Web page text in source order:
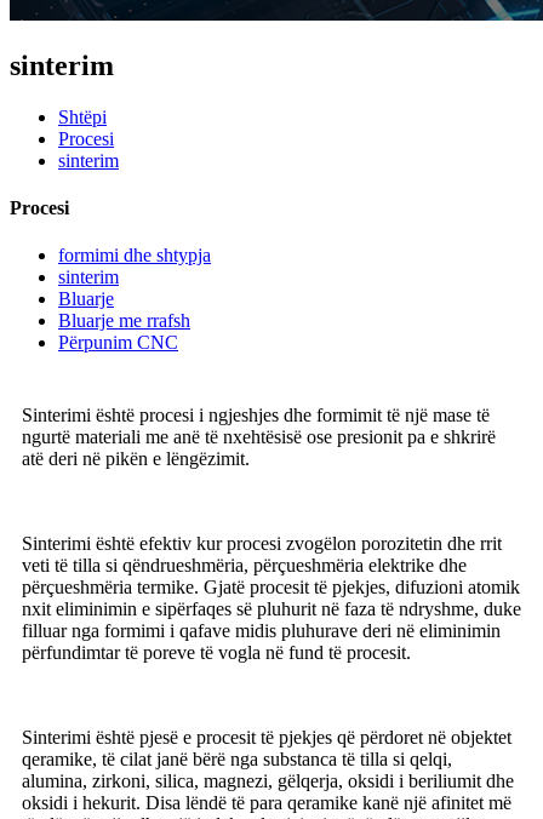
sinterim
Shtëpi
Procesi
sinterim
Procesi
formimi dhe shtypja
sinterim
Bluarje
Bluarje me rrafsh
Përpunim CNC
Sinterimi është procesi i ngjeshjes dhe formimit të një mase të
ngurtë materiali me anë të nxehtësisë ose presionit pa e shkrirë
atë deri në pikën e lëngëzimit.
Sinterimi është efektiv kur procesi zvogëlon porozitetin dhe rrit
veti të tilla si qëndrueshmëria, përçueshmëria elektrike dhe
përçueshmëria termike. Gjatë procesit të pjekjes, difuzioni atomik
nxit eliminimin e sipërfaqes së pluhurit në faza të ndryshme, duke
filluar nga formimi i qafave midis pluhurave deri në eliminimin
përfundimtar të poreve të vogla në fund të procesit.
Sinterimi është pjesë e procesit të pjekjes që përdoret në objektet
qeramike, të cilat janë bërë nga substanca të tilla si qelqi,
alumina, zirkoni, silica, magnezi, gëlqerja, oksidi i beriliumit dhe
oksidi i hekurit. Disa lëndë të para qeramike kanë një afinitet më